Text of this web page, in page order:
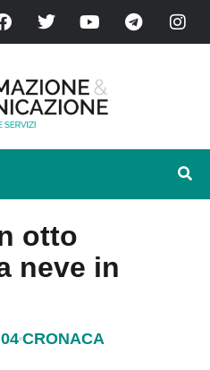
otto
neve in
CRONACA